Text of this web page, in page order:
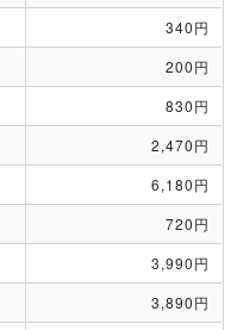
340円
200円
830円
2,470円
6,180円
720円
3,990円
3,890円